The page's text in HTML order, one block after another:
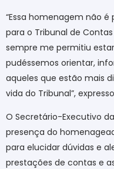
“Essa homenagem não
para o Tribunal de
sempre me permitiu
pudéssemos orientar,
aqueles que estão mais
vida do Tribunal”,
O Secretário-Executivo
presença do
para elucidar dúvidas e
prestações de contas e